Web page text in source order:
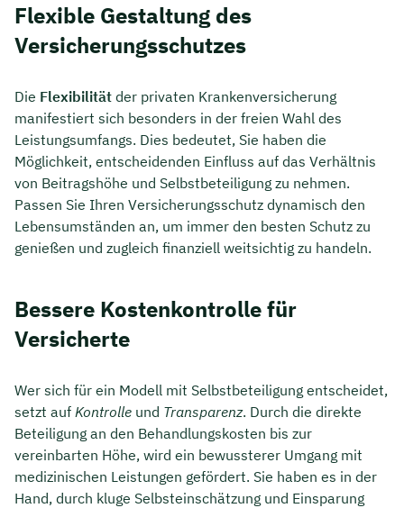
Flexible Gestaltung des
Versicherungsschutzes
Die Flexibilität der privaten Krankenversicherung
manifestiert sich besonders in der freien Wahl des
Leistungsumfangs. Dies bedeutet, Sie haben die
Möglichkeit, entscheidenden Einfluss auf das Verhältnis
von Beitragshöhe und Selbstbeteiligung zu nehmen.
Passen Sie Ihren Versicherungsschutz dynamisch den
Lebensumständen an, um immer den besten Schutz zu
genießen und zugleich finanziell weitsichtig zu handeln.
Bessere Kostenkontrolle für
Versicherte
Wer sich für ein Modell mit Selbstbeteiligung entscheidet,
setzt auf Kontrolle und Transparenz. Durch die direkte
Beteiligung an den Behandlungskosten bis zur
vereinbarten Höhe, wird ein bewussterer Umgang mit
medizinischen Leistungen gefördert. Sie haben es in der
Hand, durch kluge Selbsteinschätzung und Einsparung